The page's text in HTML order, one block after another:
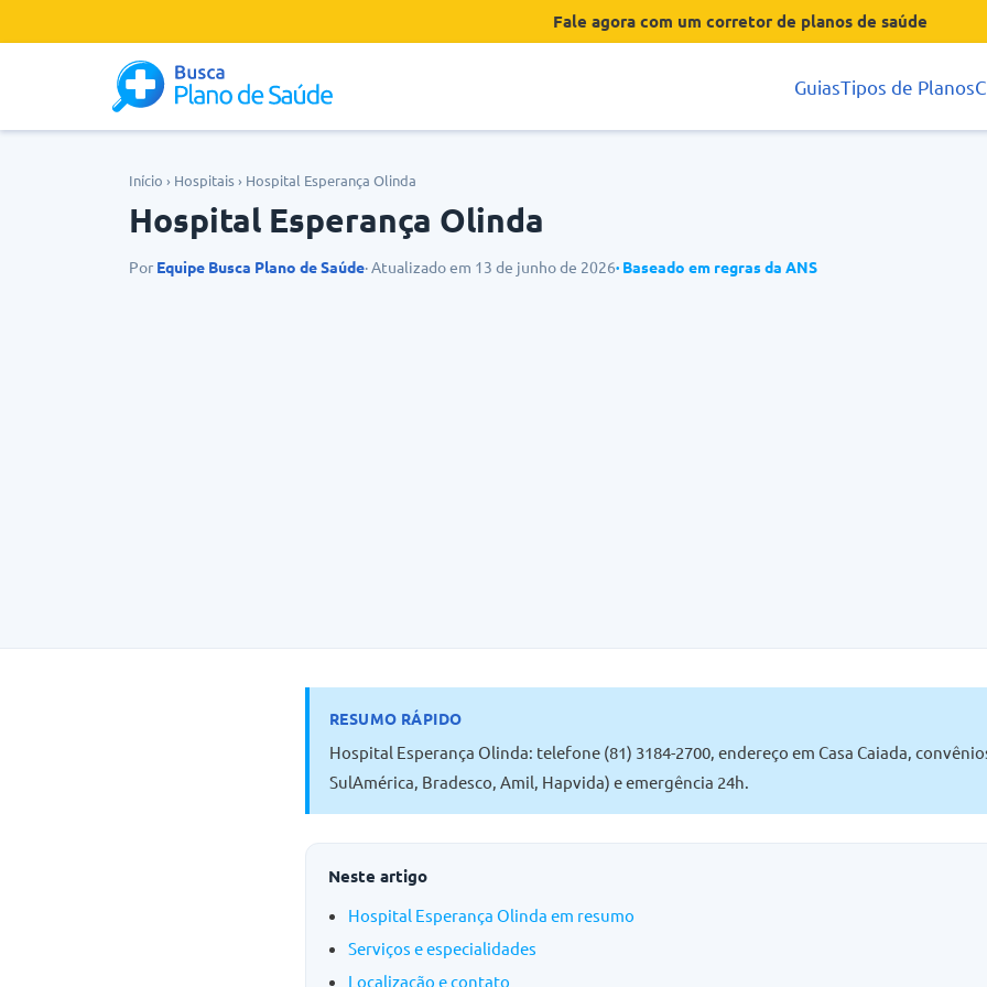
Fale agora com um corretor de planos de saúde
GuiasTipos de Planos
Início › Hospitais› Hospital Esperança Olinda
Hospital Esperança Olinda
Por Equipe Busca Plano de Saúde· Atualizado em 13 de junho de 2026· Baseado em regras da ANS
RESUMO RÁPIDO
Hospital Esperança Olinda: telefone (81) 3184-2700, endereço em Casa Caiada,
SulAmérica, Bradesco, Amil, Hapvida) e emergência 24h.
Neste artigo
Hospital Esperança Olinda em resumo
Serviços e especialidades
Localização e contato